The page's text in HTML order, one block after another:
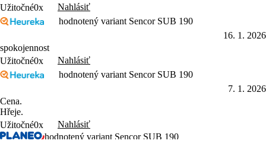
Užitočné0x
Nahlásiť
hodnotený variant Sencor SUB 190
16. 1. 2026
spokojennost
Užitočné0x
Nahlásiť
hodnotený variant Sencor SUB 190
7. 1. 2026
Cena.
Hřeje.
Užitočné0x
Nahlásiť
hodnotený variant Sencor SUB 190